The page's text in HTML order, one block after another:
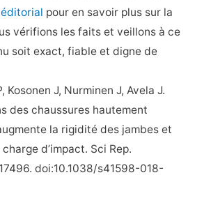
pour en savoir plus sur la
vérifions les faits et veillons à ce
soit exact, fiable et digne de
Kosonen J, Nurminen J, Avela J.
des chaussures hautement
la rigidité des jambes et
d’impact. Sci Rep.
doi:10.1038/s41598-018-